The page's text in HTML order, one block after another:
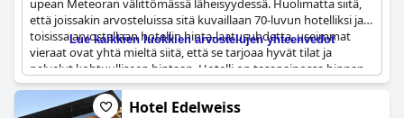
upean Meteoran välittömässä läheisyydessä. Huolimatta siitä,
että joissakin arvosteluissa sitä kuvaillaan 70-luvun hotelliksi ja
toisissa arvostellaan hotellin hinta-laatusuhdetta, useimmat
vieraat ovat yhtä mieltä siitä, että se tarjoaa hyvät tilat ja
palvelut kohtuulliseen hintaan. Hotelli on tasapainossa hinnan
ja laadun välillä ja tarjoaa kaiken kaikkiaan miellyttävän
oleskelun.
Lue kaikkien luokkien arvostelujen yhteenvedot
Hotel Edelweiss